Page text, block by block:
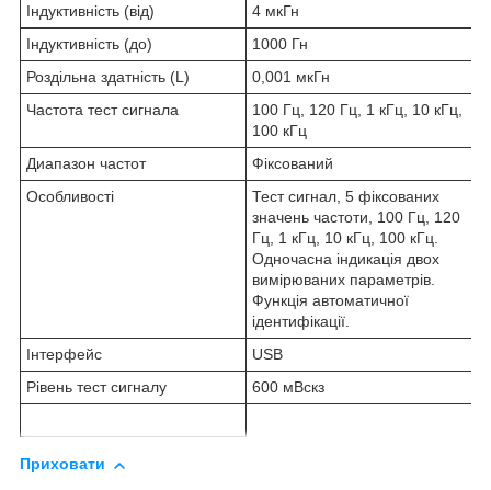
Індуктивність (від)
4 мкГн
Індуктивність (до)
1000 Гн
Роздільна здатність (L)
0,001 мкГн
Частота тест сигнала
100 Гц, 120 Гц, 1 кГц, 10 кГц,
100 кГц
Диапазон частот
Фіксований
Особливості
Тест сигнал, 5 фіксованих
значень частоти, 100 Гц, 120
Гц, 1 кГц, 10 кГц, 100 кГц.
Одночасна індикація двох
вимірюваних параметрів.
Функція автоматичної
ідентифікації.
Інтерфейс
USB
Рівень тест сигналу
600 мВскз
Приховати